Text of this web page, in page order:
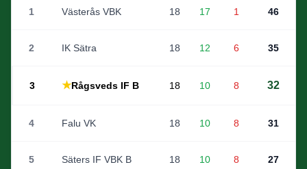
1 Västerås VBK 18 17 1 46
2 IK Sätra 18 12 6 35
3 ★Rågsveds IF B 18 10 8 32
4 Falu VK 18 10 8 31
5 Säters IF VBK B 18 10 8 27